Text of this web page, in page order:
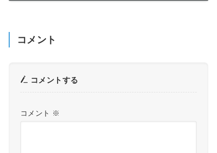
コメント
コメントする
コメント ※